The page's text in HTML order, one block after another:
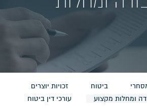
ביטוח
זכויות יוצרים
ומחלות מקצוע
עורכי דין ביטוח